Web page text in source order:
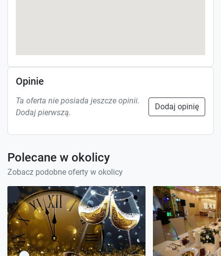
Opinie
Ta oferta nie posiada jeszcze opinii.
Dodaj pierwszą.
Dodaj opinię
Polecane w okolicy
Zobacz podobne oferty w okolicy